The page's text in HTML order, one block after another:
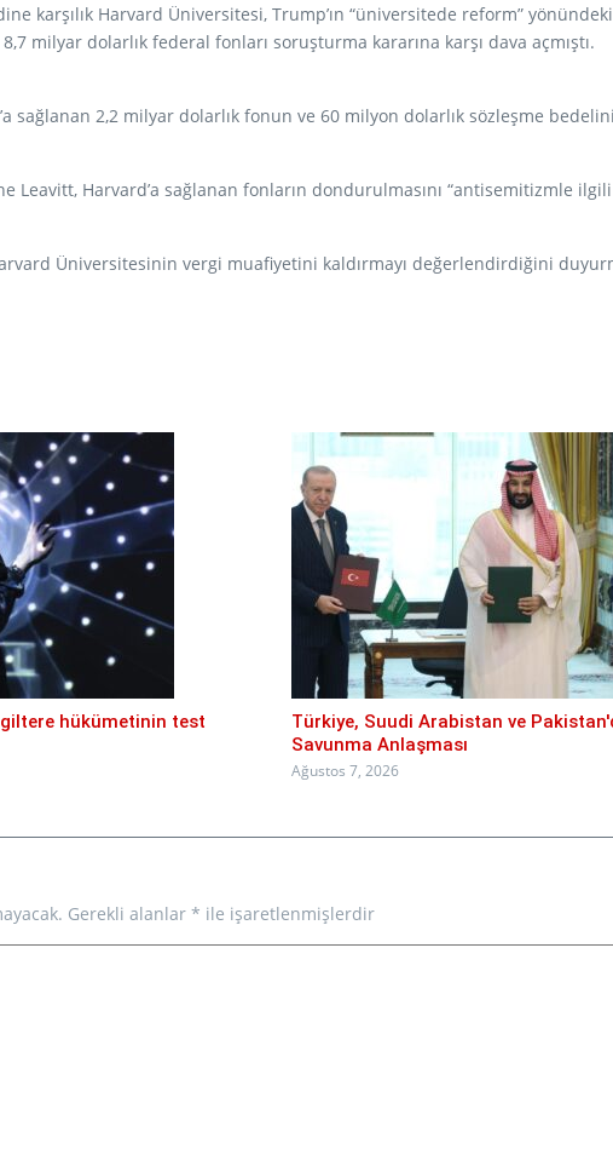
karşılık Harvard Üniversitesi, Trump’ın “üniversitede reform”
milyar dolarlık federal fonları soruşturma kararına karşı dava açmıştı.
sağlanan 2,2 milyar dolarlık fonun ve 60 milyon dolarlık sözleşme
Leavitt, Harvard’a sağlanan fonların dondurulmasını “antisemitizmle
Üniversitesinin vergi muafiyetini kaldırmayı değerlendirdiğini
hükümetinin test
Türkiye, Suudi Arabistan ve
Savunma Anlaşması
Ağustos 7, 2026
Gerekli alanlar * ile işaretlenmişlerdir